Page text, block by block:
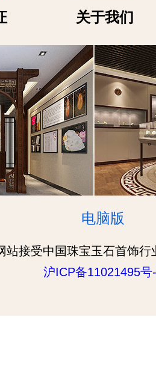
关于我们
电脑版
站接受中国珠宝玉石首饰行
沪ICP备11021495号